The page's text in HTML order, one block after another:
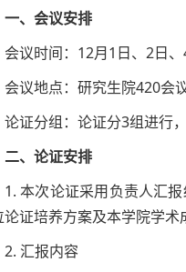
一、会议安排
会议时间：12月1日、2日、
会议地点：研究生院420会
论证分组：论证分3组进行
二、论证安排
1. 本次论证采用负责人汇
论证培养方案及本学院学术
2. 汇报内容